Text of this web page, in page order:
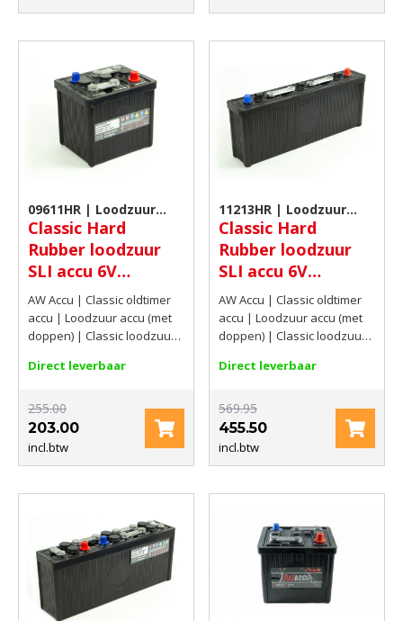
09611HR | Loodzuur
accu (met doppen)
Classic Hard
Rubber loodzuur
SLI accu 6V
96Ah(C20) 360 AMP
AW Accu | Classic oldtimer
accu | Loodzuur accu (met
doppen) | Classic loodzuur
96Ah(C20) | 360 AMP
Direct leverbaar
255.00
203.00
incl.btw
11213HR | Loodzuur
accu (met doppen)
Classic Hard
Rubber loodzuur
SLI accu 6V
112Ah(C20) 540
AMP CCA EN
AW Accu | Classic oldtimer
accu | Loodzuur accu (met
doppen) | Classic loodzuur
112Ah(C20) | 540 AMP CCA
Direct leverbaar
569.95
455.50
incl.btw